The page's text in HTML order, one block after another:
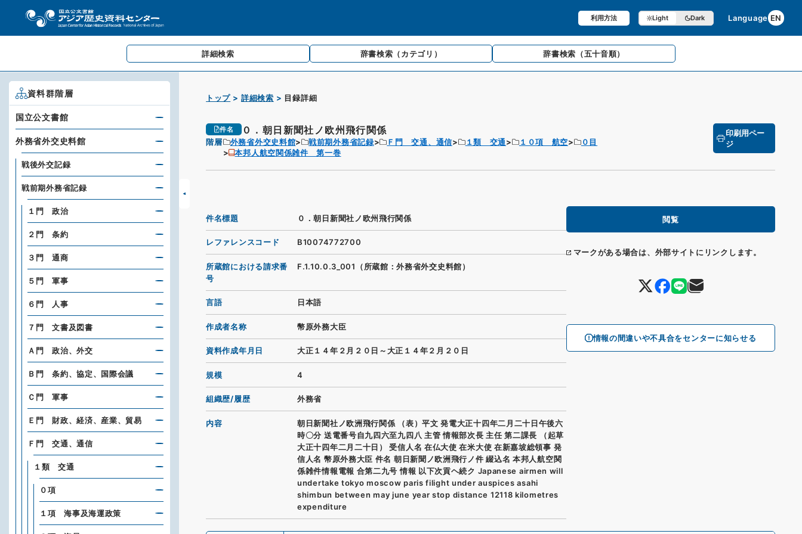
利用方法 Light Dark Language EN
詳細検索 辞書検索 （カテゴリ） 辞書検索 （五十音順）
トップ 詳細検索 目録詳細
件名 ０．朝日新聞社ノ欧州飛行関係
階層 外務省外交史料館 戦前期外務省記録 Ｆ門 交通、通信 １類 交通 １０項 航空
０目
本邦人航空関係雑件 第一巻
印刷用ペー
ジ
閲覧
マークがある場合は、外部サイトにリンクします。
情報の間違いや不具合をセンターに知らせる
件名標題 ０．朝日新聞社ノ欧州飛行関係
レファレンスコード B10074772700
所蔵館における請求番
号
F.1.10.0.3_001（所蔵館：外務省外交史料館）
言語 日本語
作成者名称 幣原外務大臣
資料作成年月日 大正１４年２月２０日～大正１４年２月２０日
規模 4
組織歴/履歴 外務省
内容
朝日新聞社ノ欧洲飛行関係 （表）平文 発電大正十四年二月二十日午後六
時〇分 送電番号自九四六至九四八 主管 情報部次長 主任 第二課長 （起草
大正十四年二月二十日） 受信人名 在仏大使 在米大使 在新嘉坡総領事 発
信人名 幣原外務大臣 件名 朝日新聞ノ欧洲飛行ノ件 綴込名 本邦人航空関
係雑件情報電報 合第二九号 情報 以下次貢ヘ続ク Japanese airmen will
undertake tokyo moscow paris filight under auspices asahi
shimbun between may june year stop distance 12118 kilometres
expenditure
資料群階層
国立公文書館
外務省外交史料館
戦後外交記録
戦前期外務省記録
１門 政治
２門 条約
３門 通商
５門 軍事
６門 人事
７門 文書及図書
Ａ門 政治、外交
Ｂ門 条約、協定、国際会議
Ｃ門 軍事
Ｅ門 財政、経済、産業、貿易
Ｆ門 交通、通信
１類 交通
０項
１項 海事及海運政策